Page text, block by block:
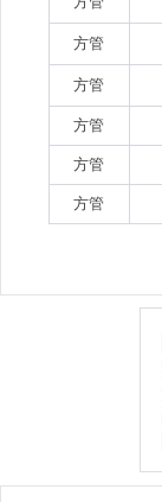
方管
方管
方管
方管
方管